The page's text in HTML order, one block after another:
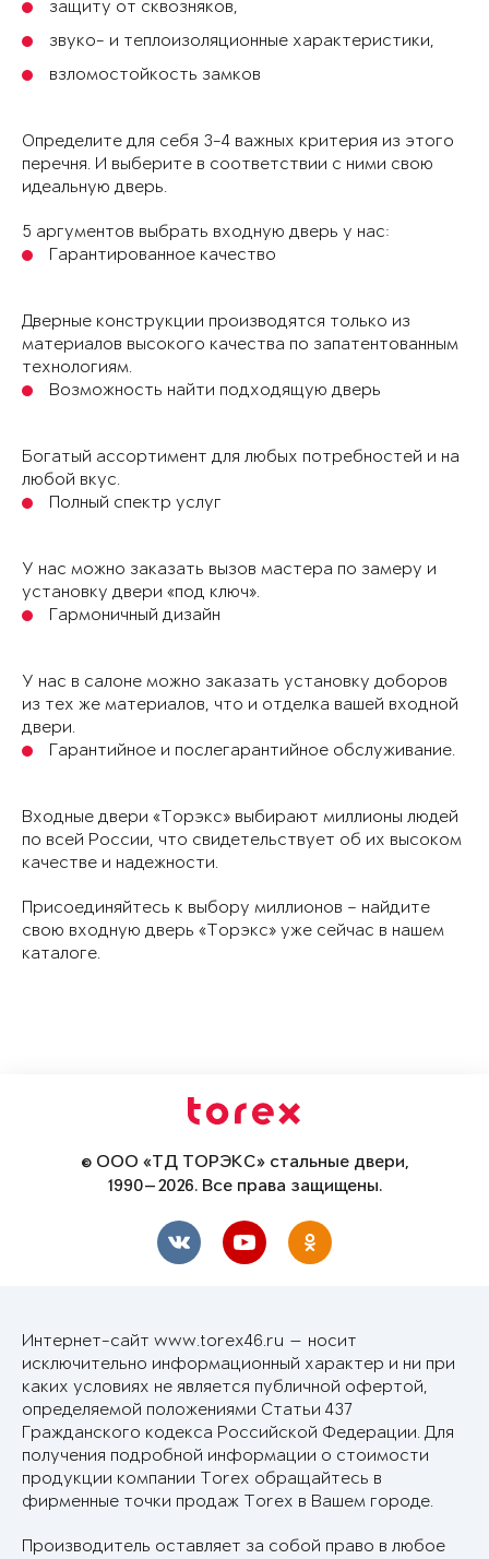
защиту от сквозняков,
звуко- и теплоизоляционные характеристики,
взломостойкость замков
Определите для себя 3-4 важных критерия из этого
перечня. И выберите в соответствии с ними свою
идеальную дверь.
5 аргументов выбрать входную дверь у нас:
Гарантированное качество
Дверные конструкции производятся только из
материалов высокого качества по запатентованным
технологиям.
Возможность найти подходящую дверь
Богатый ассортимент для любых потребностей и на
любой вкус.
Полный спектр услуг
У нас можно заказать вызов мастера по замеру и
установку двери «под ключ».
Гармоничный дизайн
У нас в салоне можно заказать установку доборов
из тех же материалов, что и отделка вашей входной
двери.
Гарантийное и послегарантийное обслуживание.
Входные двери «Торэкс» выбирают миллионы людей
по всей России, что свидетельствует об их высоком
качестве и надежности.
Присоединяйтесь к выбору миллионов – найдите
свою входную дверь «Торэкс» уже сейчас в нашем
каталоге.
© ООО «ТД ТОРЭКС» стальные двери,
1990—2026. Все права защищены.
Интернет-сайт www.torex46.ru — носит
исключительно информационный характер и ни при
каких условиях не является публичной офертой,
определяемой положениями Статьи 437
Гражданского кодекса Российской Федерации. Для
получения подробной информации о стоимости
продукции компании Torex обращайтесь в
фирменные точки продаж Torex в Вашем городе.
Производитель оставляет за собой право в любое